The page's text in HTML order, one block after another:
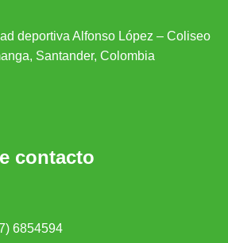
deportiva Alfonso López – Coliseo
Santander, Colombia
contacto
6854594